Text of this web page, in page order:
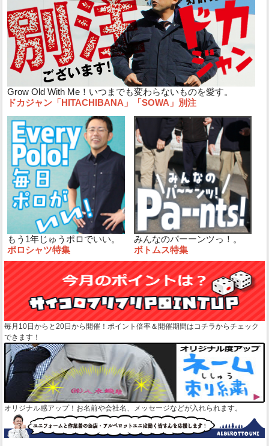
Grow Old With Me！いつまでも変わらないものを愛す。
ドカジャン「HITACHIBANA」「SOWA」別注
もう1年じゅうポロでいい。
ポロシャツ特集
みんなのパーーンツっ！。
ボトムス特集
毎月10日からと20日から開催！ポイント倍率＆開催期間はコチラからチェック
できます！
オリジナル感アップ！お名前や会社名、メッセージなどが入れられます。